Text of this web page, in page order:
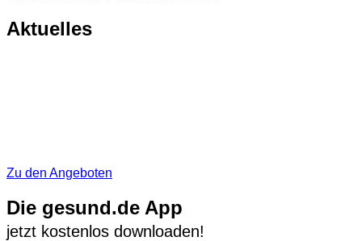
Aktuelles
Zu den Angeboten
Die gesund.de App
jetzt kostenlos downloaden!